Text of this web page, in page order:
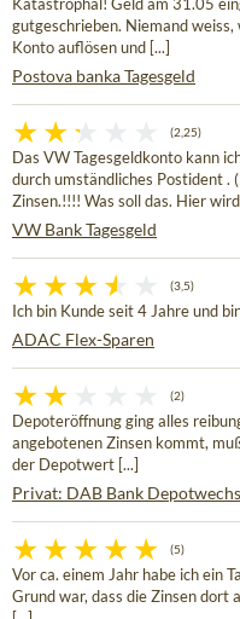
Katastrophal! Geld am 31.05
gutgeschrieben. Niemand
Konto auflösen und [...]
Postova banka Tagesgeld
(2,25)
Das VW Tagesgeldkonto kann
durch umständliches Postident .
Zinsen.!!!! Was soll das. Hier wird
VW Bank Tagesgeld
(3,5)
Ich bin Kunde seit 4 Jahre und
ADAC Flex-Sparen
(2)
Depoteröffnung ging alles
angebotenen Zinsen kommt,
der Depotwert [...]
Privat: DAB Bank
(5)
Vor ca. einem Jahr habe ich ein
Grund war, dass die Zinsen dort